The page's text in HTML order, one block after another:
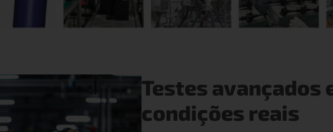
Testes avançados
condições reais